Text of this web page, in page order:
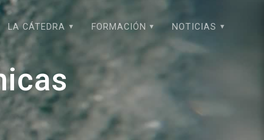
LA CÁTEDRA FORMACIÓN NOTICIAS